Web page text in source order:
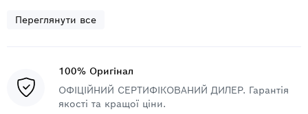
Переглянути все
100% Оригінал
ОФІЦІЙНИЙ СЕРТИФІКОВАНИЙ ДИЛЕР. Гарантія
якості та кращої ціни.